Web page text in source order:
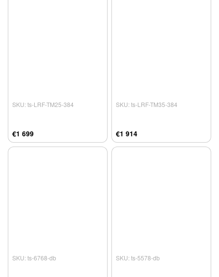
SKU: ts-LRF-TM25-384
€1 699
SKU: ts-LRF-TM35-384
€1 914
SKU: ts-6768-db SKU: ts-5578-db